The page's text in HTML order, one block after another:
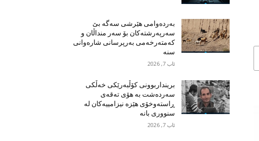
بەردەوامی هێرشی سەگە بێ
سەرپەرشتەکان بۆ سەر منداڵان و
کەمتەرخەمی بەرپرسانی شارەوانی
سنە
ئاب 7, 2026
برینداربوونی کۆڵبەرێکی خەڵکی
سەردەشت بە هۆی تەقەی
ڕاستەوخۆی هێزە نیزامییەکان لە
سنووری بانە
ئاب 7, 2026